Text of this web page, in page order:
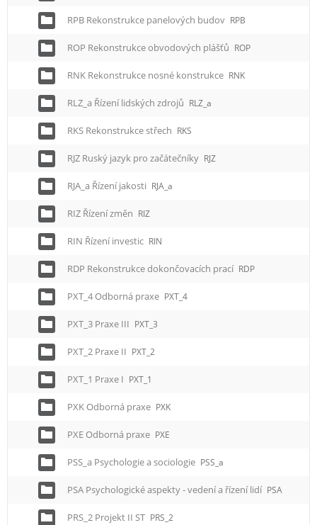
RPB Rekonstrukce panelových budov RPB
ROP Rekonstrukce obvodových plášťů ROP
RNK Rekonstrukce nosné konstrukce RNK
RLZ_a Řízení lidských zdrojů RLZ_a
RKS Rekonstrukce střech RKS
RJZ Ruský jazyk pro začátečníky RJZ
RJA_a Řízení jakosti RJA_a
RIZ Řízení změn RIZ
RIN Řízení investic RIN
RDP Rekonstrukce dokončovacích prací RDP
PXT_4 Odborná praxe PXT_4
PXT_3 Praxe III PXT_3
PXT_2 Praxe II PXT_2
PXT_1 Praxe I PXT_1
PXK Odborná praxe PXK
PXE Odborná praxe PXE
PSS_a Psychologie a sociologie PSS_a
PSA Psychologické aspekty - vedení a řízení lidí PSA
PRS_2 Projekt II ST PRS_2